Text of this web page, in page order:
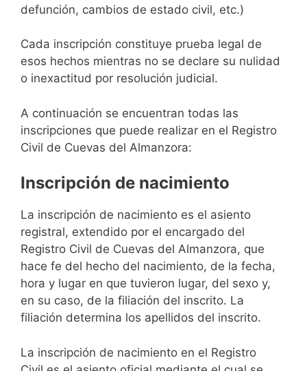
defunción, cambios de estado civil, etc.)
Cada inscripción constituye prueba legal de
esos hechos mientras no se declare su nulidad
o inexactitud por resolución judicial.
A continuación se encuentran todas las
inscripciones que puede realizar en el Registro
Civil de Cuevas del Almanzora:
Inscripción de nacimiento
La inscripción de nacimiento es el asiento
registral, extendido por el encargado del
Registro Civil de Cuevas del Almanzora, que
hace fe del hecho del nacimiento, de la fecha,
hora y lugar en que tuvieron lugar, del sexo y,
en su caso, de la filiación del inscrito. La
filiación determina los apellidos del inscrito.
La inscripción de nacimiento en el Registro